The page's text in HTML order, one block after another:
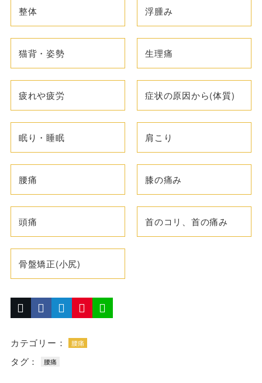
整体 浮腫み
猫背・姿勢 生理痛
疲れや疲労 症状の原因から(体質)
眠り・睡眠 肩こり
腰痛 膝の痛み
頭痛 首のコリ、首の痛み
骨盤矯正(小尻)
カテゴリー： 腰痛
タグ： 腰痛